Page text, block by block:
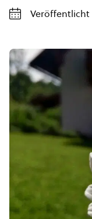
Veröffentlicht